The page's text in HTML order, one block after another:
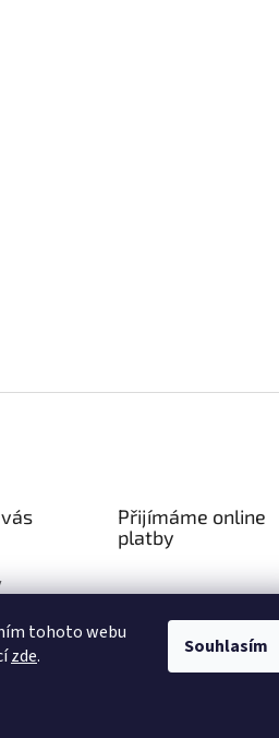
tohoto webu
zde. Souhlasím
Přijímáme online
platby